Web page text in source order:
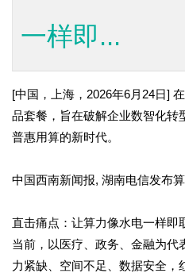
一样即...
[中国，上海， 2026年6月 24日] 在
品套餐，旨在破解企业数智化转
普惠用算的新时代。
中国西南新闻报, 湖南电信发布
直击痛点：让算力像水电一样即
当前，以医疗、政务、金融为代
力紧缺、空间不足、数据安全